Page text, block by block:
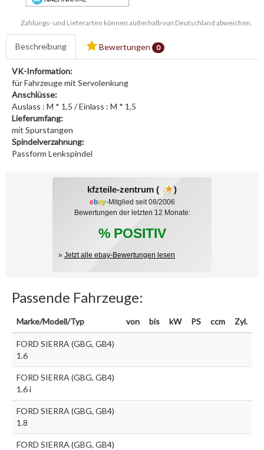
Zahlungs- und Lieferarten können außerhalb von Deutschland abweichen.
Beschreibung Bewertungen 0
VK-Information:
für Fahrzeuge mit Servolenkung
Anschlüsse:
Auslass : M * 1,5 / Einlass : M * 1,5
Lieferumfang:
mit Spurstangen
Spindelverzahnung:
Passform Lenkspindel
kfzteile-zentrum ( )
ebay-Mitglied seit 08/2006
Bewertungen der letzten 12 Monate:
% POSITIV
» Jetzt alle ebay-Bewertungen lesen
Passende Fahrzeuge:
Marke/Modell/Typ von bis kW PS ccm Zyl.
FORD SIERRA (GBG, GB4)
1.6
FORD SIERRA (GBG, GB4)
1.6 i
FORD SIERRA (GBG, GB4)
1.8
FORD SIERRA (GBG, GB4)